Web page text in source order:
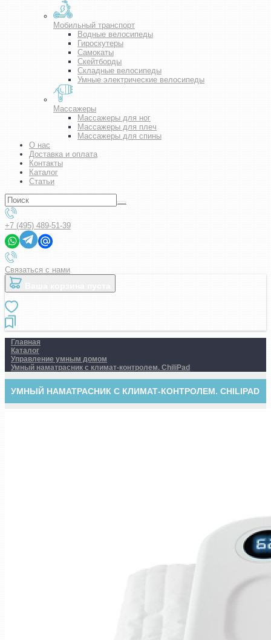
Мобильный транспорт
Водные велосипеды
Гироскутеры
Самокаты
Скейтборды
Складные велосипеды
Умные электрические велосипеды
Массажеры
Массажеры для ног
Массажеры для плеч
Массажеры для спины
О нас
Доставка и оплата
Контакты
Каталог
Статьи
+7 (495) 489-51-39
Связаться с нами
Главная
Каталог
Управление умным домом
Умный наматрасник с климат-контролем. ChiliPad
УМНЫЙ НАМАТРАСНИК С КЛИМАТ-КОНТРОЛЕМ. CHILIPAD